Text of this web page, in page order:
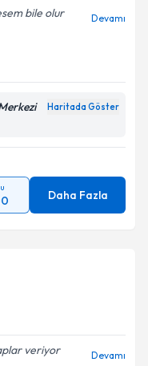
bile olur
Devamı
Haritada Göster
Daha Fazla
veriyor
Devamı